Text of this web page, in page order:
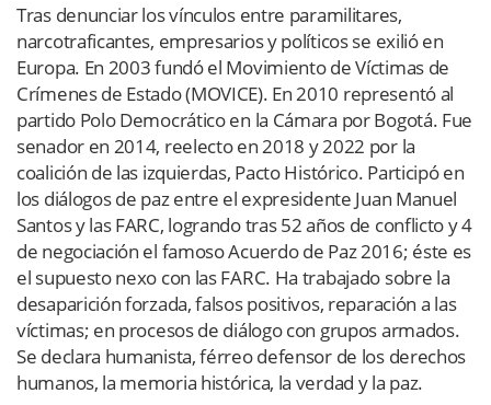
Tras denunciar los vínculos entre paramilitares,
narcotraficantes, empresarios y políticos se exilió en
Europa. En 2003 fundó el Movimiento de Víctimas de
Crímenes de Estado (MOVICE). En 2010 representó al
partido Polo Democrático en la Cámara por Bogotá. Fue
senador en 2014, reelecto en 2018 y 2022 por la
coalición de las izquierdas, Pacto Histórico. Participó en
los diálogos de paz entre el expresidente Juan Manuel
Santos y las FARC, logrando tras 52 años de conflicto y 4
de negociación el famoso Acuerdo de Paz 2016; éste es
el supuesto nexo con las FARC. Ha trabajado sobre la
desaparición forzada, falsos positivos, reparación a las
víctimas; en procesos de diálogo con grupos armados.
Se declara humanista, férreo defensor de los derechos
humanos, la memoria histórica, la verdad y la paz.